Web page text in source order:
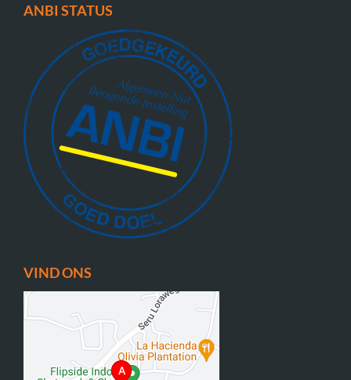
ANBI STATUS
VIND ONS